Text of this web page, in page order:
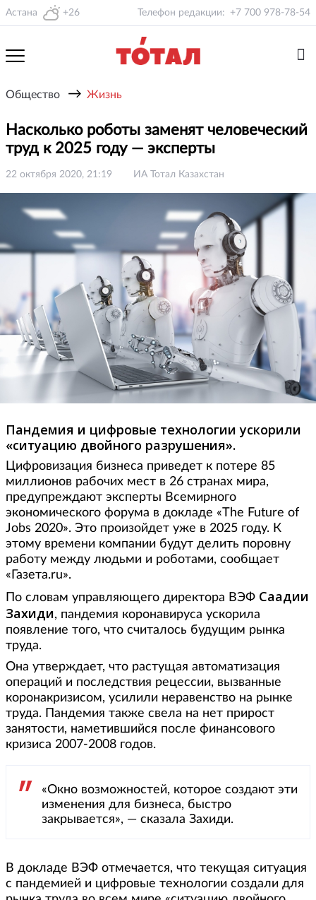
Астана +26 Телефон редакции: +7 700 978-78-54
Общество → Жизнь
Насколько роботы заменят человеческий
труд к 2025 году — эксперты
22 октября 2020, 21:19 ИА Тотал Казахстан
Пандемия и цифровые технологии ускорили
«ситуацию двойного разрушения».
Цифровизация бизнеса приведет к потере 85
миллионов рабочих мест в 26 странах мира,
предупреждают эксперты Всемирного
экономического форума в докладе «The Future of
Jobs 2020». Это произойдет уже в 2025 году. К
этому времени компании будут делить поровну
работу между людьми и роботами, сообщает
«Газета.ru».
По словам управляющего директора ВЭФ Саадии
Захиди, пандемия коронавируса ускорила
появление того, что считалось будущим рынка
труда.
Она утверждает, что растущая автоматизация
операций и последствия рецессии, вызванные
коронакризисом, усилили неравенство на рынке
труда. Пандемия также свела на нет прирост
занятости, наметившийся после финансового
кризиса 2007-2008 годов.
«Окно возможностей, которое создают эти
изменения для бизнеса, быстро
закрывается», — сказала Захиди.
В докладе ВЭФ отмечается, что текущая ситуация
с пандемией и цифровые технологии создали для